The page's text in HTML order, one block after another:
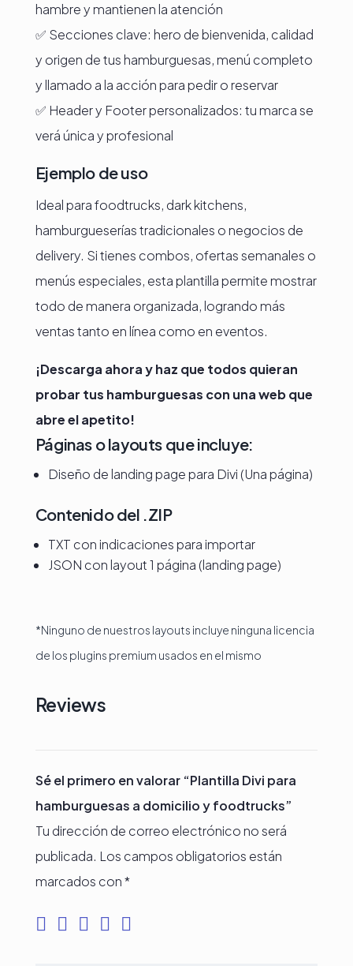
hambre y mantienen la atención
✅ Secciones clave: hero de bienvenida, calidad
y origen de tus hamburguesas, menú completo
y llamado a la acción para pedir o reservar
✅ Header y Footer personalizados: tu marca se
verá única y profesional
Ejemplo de uso
Ideal para foodtrucks, dark kitchens,
hamburgueserías tradicionales o negocios de
delivery. Si tienes combos, ofertas semanales o
menús especiales, esta plantilla permite mostrar
todo de manera organizada, logrando más
ventas tanto en línea como en eventos.
¡Descarga ahora y haz que todos quieran
probar tus hamburguesas con una web que
abre el apetito!
Páginas o layouts que incluye:
Diseño de landing page para Divi (Una página)
Contenido del .ZIP
TXT con indicaciones para importar
JSON con layout 1 página (landing page)
*Ninguno de nuestros layouts incluye ninguna licencia
de los plugins premium usados en el mismo
Reviews
Sé el primero en valorar “Plantilla Divi para
hamburguesas a domicilio y foodtrucks”
Tu dirección de correo electrónico no será
publicada. Los campos obligatorios están
marcados con*